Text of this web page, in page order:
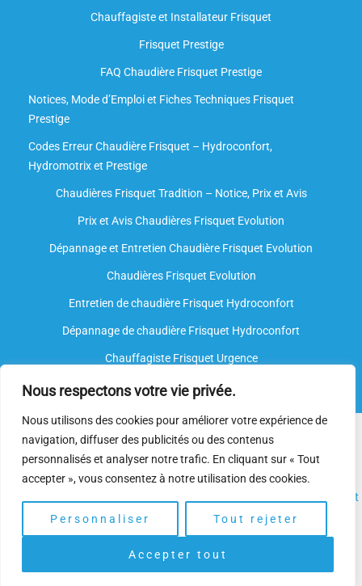
Nous respectons votre vie privée.
Nous utilisons des cookies pour améliorer votre expérience de
navigation, diffuser des publicités ou des contenus
personnalisés et analyser notre trafic. En cliquant sur « Tout
accepter », vous consentez à notre utilisation des cookies.
Personnaliser Tout rejeter
Accepter tout
Chauffagiste et Installateur Frisquet
Frisquet Prestige
FAQ Chaudière Frisquet Prestige
Notices, Mode d’Emploi et Fiches Techniques Frisquet
Prestige
Codes Erreur Chaudière Frisquet – Hydroconfort,
Hydromotrix et Prestige
Chaudières Frisquet Tradition – Notice, Prix et Avis
Prix et Avis Chaudières Frisquet Evolution
Dépannage et Entretien Chaudière Frisquet Evolution​
Chaudières Frisquet Evolution
Entretien de chaudière Frisquet Hydroconfort
Dépannage de chaudière Frisquet Hydroconfort
Chauffagiste Frisquet Urgence
Nous intervenons sur toutes les marques de chauffe-eau, mais
nous ne sommespas agréés par le fabricant. Nosplombiers
spécialisésdisposent néanmoins de l’expertise et des
et
le
dépannage.
Copyright © 2025 | Depannage Chaudiere. Gaz Frisquet